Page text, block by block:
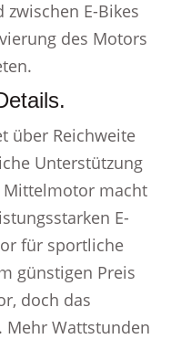
E-Bikes
des Motors
über Reichweite
Unterstützung
Mittelmotor macht
E-
für sportliche
günstigen Preis
doch das
Mehr Wattstunden